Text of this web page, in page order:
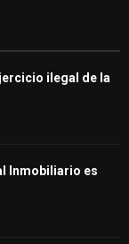
ilegal de la
Inmobiliario es